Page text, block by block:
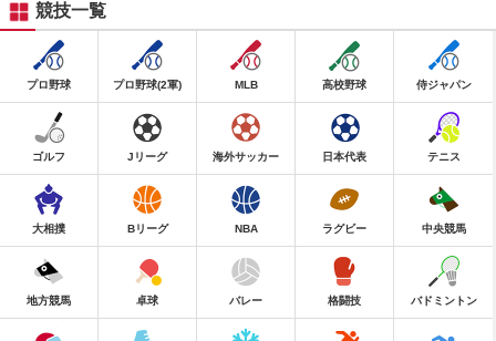
競技一覧
プロ野球 プロ野球(2軍) MLB 高校野球 侍ジャパン
ゴルフ Jリーグ 海外サッカー 日本代表 テニス
大相撲 Bリーグ NBA ラグビー 中央競馬
地方競馬 卓球 バレー 格闘技 バドミントン